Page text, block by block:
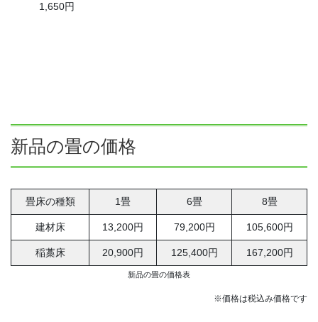
1,650円
新品の畳の価格
畳床の種類 1畳 6畳 8畳
建材床 13,200円 79,200円 105,600円
稲藁床 20,900円 125,400円 167,200円
新品の畳の価格表
※価格は税込み価格です